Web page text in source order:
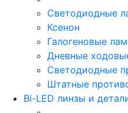
Светодиодные
Ксенон
Галогеновые
Дневные
Светодиодные
Штатные
Bi-LED линзы и